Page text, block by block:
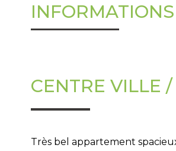
CENTRE VILLE
Très bel appartement